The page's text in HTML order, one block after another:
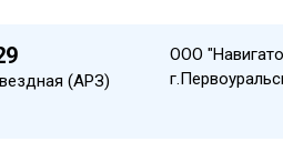
(АРЗ)
ООО